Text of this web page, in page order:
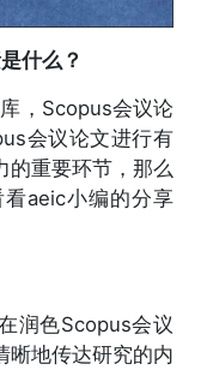
什么？
，Scopus会议论
会议论文进行有
的重要环节，那么
aeic小编的分享
润色Scopus会议
晰地传达研究的内